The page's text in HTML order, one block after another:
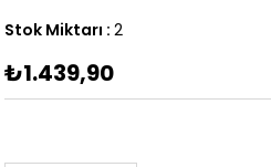
Stok Miktarı : 2
₺1.439,90